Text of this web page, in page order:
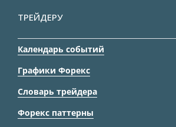
ТРЕЙДЕРУ
Календарь событий
Графики Форекс
Словарь трейдера
Форекс паттерны